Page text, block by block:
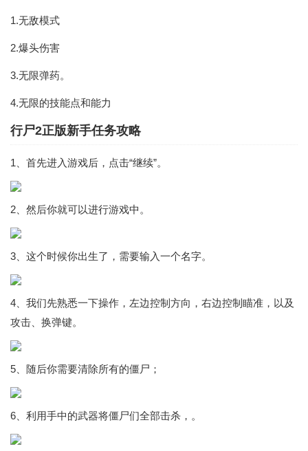
1.无敌模式
2.爆头伤害
3.无限弹药。
4.无限的技能点和能力
行尸2正版新手任务攻略
1、首先进入游戏后，点击“继续”。
2、然后你就可以进行游戏中。
3、这个时候你出生了，需要输入一个名字。
4、我们先熟悉一下操作，左边控制方向，右边控制瞄准，以及
攻击、换弹键。
5、随后你需要清除所有的僵尸；
6、利用手中的武器将僵尸们全部击杀，。